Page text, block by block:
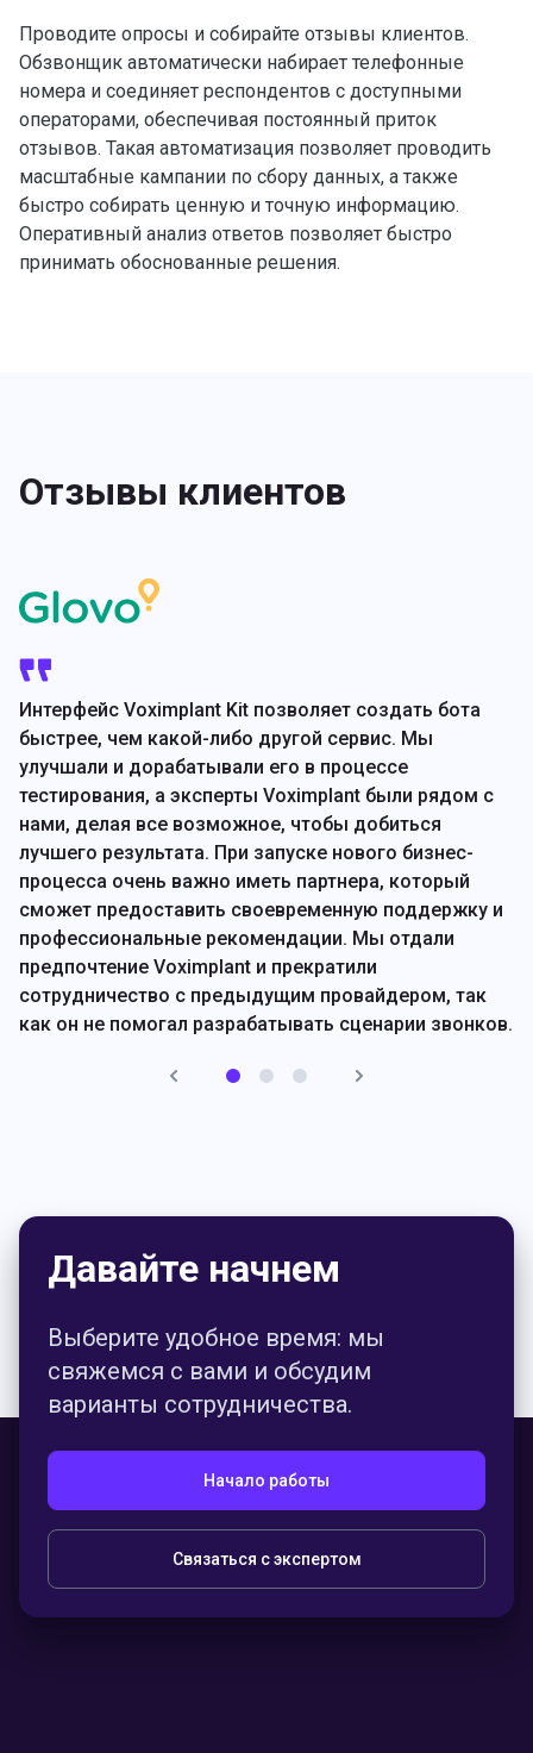
Проводите опросы и собирайте отзывы клиентов.
Обзвонщик автоматически набирает телефонные
номера и соединяет респондентов с доступными
операторами, обеспечивая постоянный приток
отзывов. Такая автоматизация позволяет проводить
масштабные кампании по сбору данных, а также
быстро собирать ценную и точную информацию.
Оперативный анализ ответов позволяет быстро
принимать обоснованные решения.
Отзывы клиентов
Интерфейс Voximplant Kit позволяет создать бота
быстрее, чем какой-либо другой сервис. Мы
улучшали и дорабатывали его в процессе
тестирования, а эксперты Voximplant были рядом с
нами, делая все возможное, чтобы добиться
лучшего результата. При запуске нового бизнес-
процесса очень важно иметь партнера, который
сможет предоставить своевременную поддержку и
профессиональные рекомендации. Мы отдали
предпочтение Voximplant и прекратили
сотрудничество с предыдущим провайдером, так
как он не помогал разрабатывать сценарии звонков.
ресурсов было неприемлемым для нас вариантом.
использовании автоматического распознавания
речи.
Читать еще
Антонио Гарсия-Брагадо Касейас (Antonio
García-Bragado Casellas)
Global Cash Manager, Glovo
Давайте начнем
Выберите удобное время: мы
свяжемся с вами и обсудим
варианты сотрудничества.
Начало работы
Связаться с экспертом